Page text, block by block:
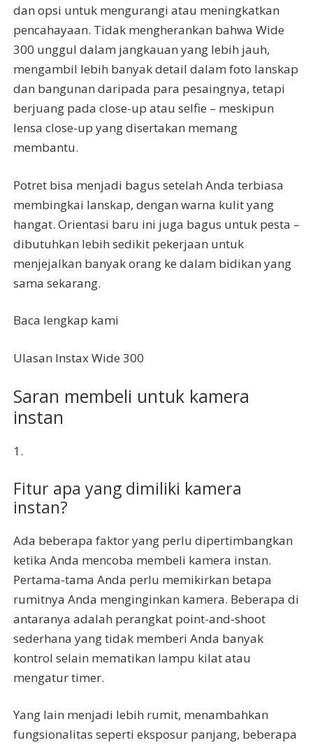
dan opsi untuk mengurangi atau meningkatkan
pencahayaan. Tidak mengherankan bahwa Wide
300 unggul dalam jangkauan yang lebih jauh,
mengambil lebih banyak detail dalam foto lanskap
dan bangunan daripada para pesaingnya, tetapi
berjuang pada close-up atau selfie – meskipun
lensa close-up yang disertakan memang
membantu.
Potret bisa menjadi bagus setelah Anda terbiasa
membingkai lanskap, dengan warna kulit yang
hangat. Orientasi baru ini juga bagus untuk pesta –
dibutuhkan lebih sedikit pekerjaan untuk
menjejalkan banyak orang ke dalam bidikan yang
sama sekarang.
Baca lengkap kami
Ulasan Instax Wide 300
Saran membeli untuk kamera
instan
1.
Fitur apa yang dimiliki kamera
instan?
Ada beberapa faktor yang perlu dipertimbangkan
ketika Anda mencoba membeli kamera instan.
Pertama-tama Anda perlu memikirkan betapa
rumitnya Anda menginginkan kamera. Beberapa di
antaranya adalah perangkat point-and-shoot
sederhana yang tidak memberi Anda banyak
kontrol selain mematikan lampu kilat atau
mengatur timer.
Yang lain menjadi lebih rumit, menambahkan
fungsionalitas seperti eksposur panjang, beberapa